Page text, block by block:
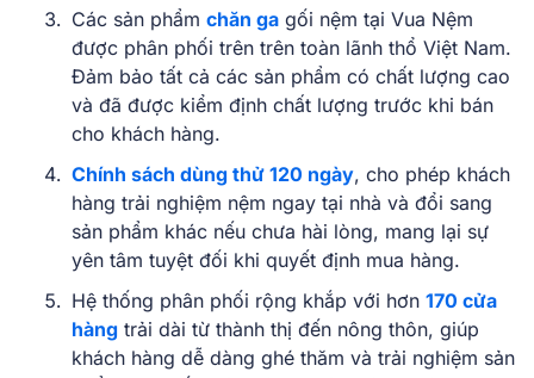
Các sản phẩm chăn ga gối nệm tại Vua Nệm
được phân phối trên trên toàn lãnh thổ Việt Nam.
Đảm bảo tất cả các sản phẩm có chất lượng cao
và đã được kiểm định chất lượng trước khi bán
cho khách hàng.
Chính sách dùng thử 120 ngày, cho phép khách
hàng trải nghiệm nệm ngay tại nhà và đổi sang
sản phẩm khác nếu chưa hài lòng, mang lại sự
yên tâm tuyệt đối khi quyết định mua hàng.
Hệ thống phân phối rộng khắp với hơn 170 cửa
hàng trải dài từ thành thị đến nông thôn, giúp
khách hàng dễ dàng ghé thăm và trải nghiệm sản